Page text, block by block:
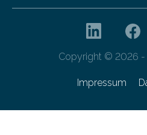
Copyright © 2026 -
Impressum